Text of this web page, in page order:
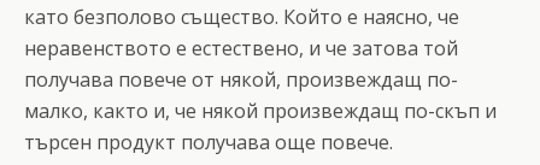
като безполово същество. Който е наясно, че
неравенството е естествено, и че затова той
получава повече от някой, произвеждащ по-
малко, както и, че някой произвеждащ по-скъп и
търсен продукт получава още повече.